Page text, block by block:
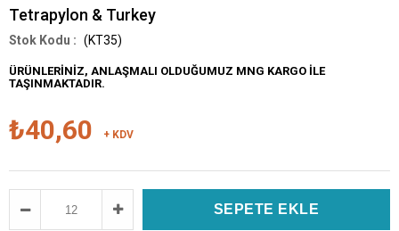
Tetrapylon & Turkey
(KT35)
ÜRÜNLERİNİZ, ANLAŞMALI OLDUĞUMUZ MNG KARGO İLE
TAŞINMAKTADIR.
₺40,60 + KDV